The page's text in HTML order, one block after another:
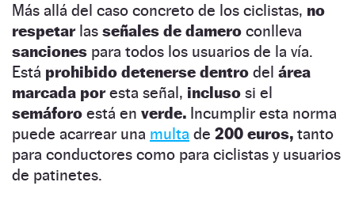
Más allá del caso concreto de los ciclistas, no
respetar las señales de damero conlleva
sanciones para todos los usuarios de la vía.
Está prohibido detenerse dentro del área
marcada poresta señal, incluso si el
semáforo está en verde. Incumplir esta norma
puede acarrear una multa de 200 euros, tanto
para conductores como para ciclistas y usuarios
de patinetes.